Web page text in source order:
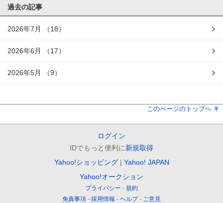
過去の記事
2026年7月 （18）
2026年6月 （17）
2026年5月 （9）
このページのトップへ
ログイン
IDでもっと便利に新規取得
Yahoo!ショッピング
Yahoo! JAPAN
Yahoo!オークション
プライバシー
規約
免責事項
採用情報 ヘルプ ご意見